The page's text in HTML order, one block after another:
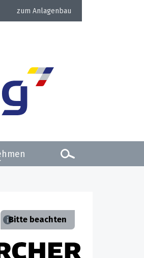
Anlagenbau
Bitte beachten